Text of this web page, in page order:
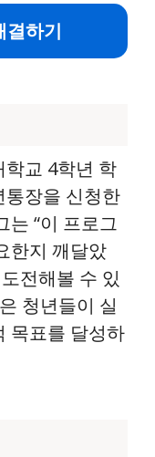
결하기
교 4학년 학
장을 신청한
는 “이 프로그
한지 깨달았
전해볼 수 있
청년들이 실
목표를 달성하